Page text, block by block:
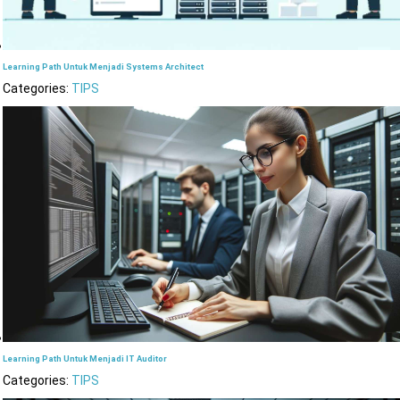
Learning Path Untuk Menjadi Systems Architect
Categories: TIPS
Learning Path Untuk Menjadi IT Auditor
Categories: TIPS